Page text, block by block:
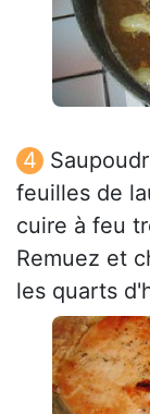
feuilles de
cuire à feu
Remuez et
les quarts